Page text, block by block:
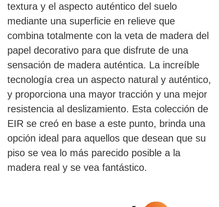
textura y el aspecto auténtico del suelo
mediante una superficie en relieve que
combina totalmente con la veta de madera del
papel decorativo para que disfrute de una
sensación de madera auténtica. La increíble
tecnología crea un aspecto natural y auténtico,
y proporciona una mayor tracción y una mejor
resistencia al deslizamiento. Esta colección de
EIR se creó en base a este punto, brinda una
opción ideal para aquellos que desean que su
piso se vea lo más parecido posible a la
madera real y se vea fantástico.